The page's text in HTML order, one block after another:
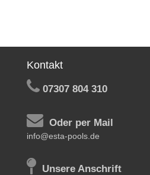
Kontakt
07307 804 310
Oder per Mail
info@esta-pools.de
Unsere Anschrift